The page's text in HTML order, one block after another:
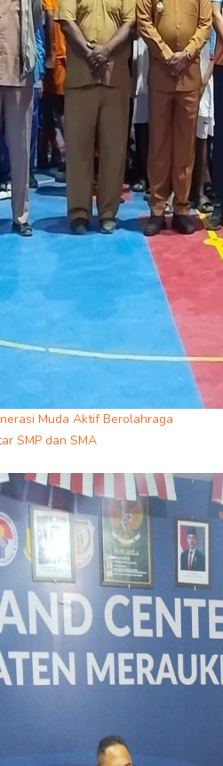
Muda Aktif Berolahraga
SMP dan SMA